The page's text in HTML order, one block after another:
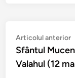
Navigare
în
articole
Articolul anterior
Sfântul
Valahul (12